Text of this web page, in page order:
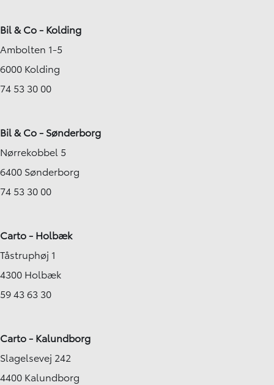
Bil & Co - Kolding
Ambolten 1-5
6000 Kolding
74 53 30 00
Bil & Co - Sønderborg
Nørrekobbel 5
6400 Sønderborg
74 53 30 00
Carto - Holbæk
Tåstruphøj 1
4300 Holbæk
59 43 63 30
Carto - Kalundborg
Slagelsevej 242
4400 Kalundborg